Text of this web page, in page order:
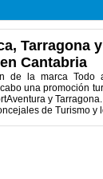
Tarragona y
Cantabria
de la marca
una promoción
y
de Turismo y